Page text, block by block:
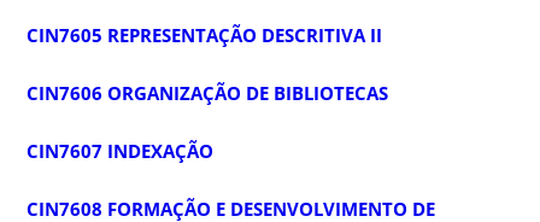
CIN7605 REPRESENTAÇÃO DESCRITIVA II
CIN7606 ORGANIZAÇÃO DE BIBLIOTECAS
CIN7607 INDEXAÇÃO
CIN7608 FORMAÇÃO E DESENVOLVIMENTO DE